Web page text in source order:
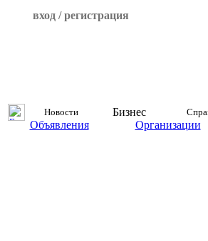
вход / регистрация
Новости Бизнес
Объявления Организации